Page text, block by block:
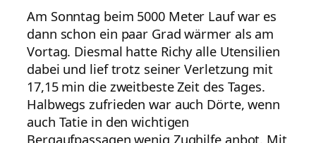
Am Sonntag beim 5000 Meter Lauf war es
dann schon ein paar Grad wärmer als am
Vortag. Diesmal hatte Richy alle Utensilien
dabei und lief trotz seiner Verletzung mit
17,15 min die zweitbeste Zeit des Tages.
Halbwegs zufrieden war auch Dörte, wenn
auch Tatie in den wichtigen
Bergaufpassagen wenig Zughilfe anbot. Mit